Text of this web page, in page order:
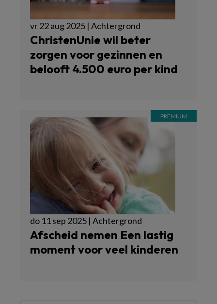
vr 22 aug 2025 | Achtergrond
ChristenUnie wil beter
zorgen voor gezinnen en
belooft 4.500 euro per kind
do 11 sep 2025 | Achtergrond
Afscheid nemen Een lastig
moment voor veel kinderen